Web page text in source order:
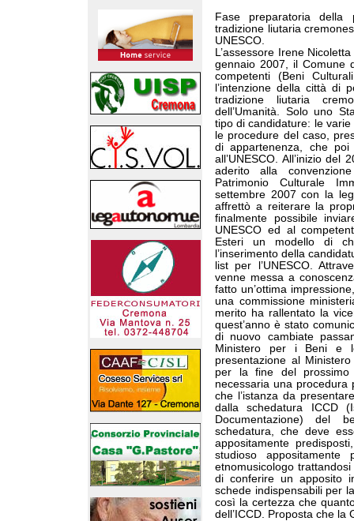
Fase preparatoria della
tradizione liutaria
UNESCO.
L’assessore Irene
gennaio 2007, il Comune
competenti (Beni
l’intenzione della città di
tradizione liutaria
dell’Umanità. Solo uno
tipo di candidature: le
le procedure del caso,
di appartenenza, che
all’UNESCO. All’inizio del
aderito alla
Patrimonio Culturale
settembre 2007 con la
affrettò a reiterare la
finalmente possibile
UNESCO ed al
Esteri un modello di
l’inserimento della
list per l’UNESCO.
venne messa a
fatto un’ottima
una commissione
merito ha rallentato la
quest’anno è stato
di nuovo cambiate
Ministero per i Beni e
presentazione al
per la fine del
necessaria una procedura
che l’istanza da
dalla schedatura ICCD
Documentazione) del
schedatura, che deve
appositamente
studioso
etnomusicologo
di conferire un apposito
schede indispensabili per
così la certezza che
dell’ICCD. Proposta che la